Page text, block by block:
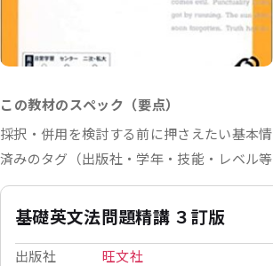
この教材のスペック（要点）
採択・併用を検討する前に押さえたい基本
済みのタグ（出版社・学年・技能・レベル等
基礎英文法問題精講 ３訂版
出版社
旺文社